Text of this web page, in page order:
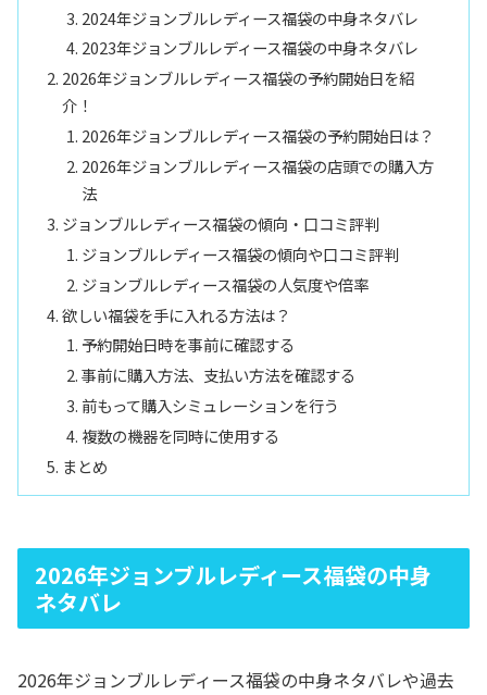
2024年ジョンブルレディース福袋の中身ネタバレ
2023年ジョンブルレディース福袋の中身ネタバレ
2026年ジョンブルレディース福袋の予約開始日を紹
介！
2026年ジョンブルレディース福袋の予約開始日は？
2026年ジョンブルレディース福袋の店頭での購入方
法
ジョンブルレディース福袋の傾向・口コミ評判
ジョンブルレディース福袋の傾向や口コミ評判
ジョンブルレディース福袋の人気度や倍率
欲しい福袋を手に入れる方法は？
予約開始日時を事前に確認する
事前に購入方法、支払い方法を確認する
前もって購入シミュレーションを行う
複数の機器を同時に使用する
まとめ
2026年ジョンブルレディース福袋の中身
ネタバレ
2026年ジョンブルレディース福袋の中身ネタバレや過去